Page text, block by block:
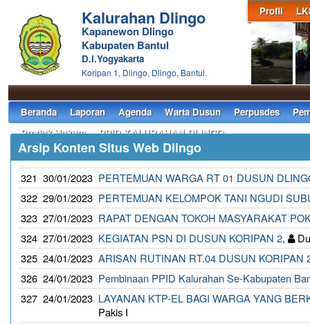
Profil
Kalurahan Dlingo
Kapanewon Dlingo
Kabupaten Bantul
D.I.Yogyakarta
Koripan 1, Dlingo, Dlingo, Bantul.
Beranda Laporan Agenda Warta Dusun Perpusdes
Produk Hukum
PPID KALURAHAN DLINGO
Arsip Konten Situs Web Dlingo
321 30/01/2023 PERTEMUAN WARGA RT 01 DUSUN
322 29/01/2023 PERTEMUAN KELOMPOK TANI NGUDI
323 27/01/2023 RAPAT DENGAN TOKOH MASYARAKAT
324 27/01/2023 KEGIATAN PSN DI DUSUN KORIPAN 2,
325 24/01/2023 ARISAN RUTINAN RT.04 DUSUN KORIPAN
326 24/01/2023 Pembinaan PPID Kalurahan Se-Kabupaten
327 24/01/2023 LAYANAN KTP-EL BAGI WARGA YANG
Pakis I